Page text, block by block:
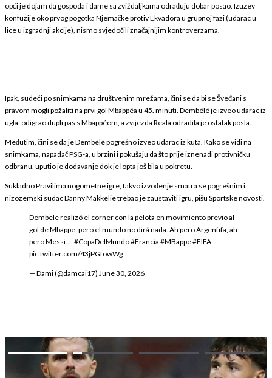
opći je dojam da gospoda i dame sa zviždaljkama odrađuju dobar posao. Izuzev
konfuzije oko prvog pogotka Njemačke protiv Ekvadora u grupnoj fazi (udarac u
lice u izgradnji akcije), nismo svjedočili značajnijim kontroverzama.
Ipak, sudeći po snimkama na društvenim mrežama, čini se da bi se Šveđani s
pravom mogli požaliti na prvi gol Mbappéa u 45. minuti. Dembélé je izveo udarac iz
ugla, odigrao dupli pas s Mbappéom, a zvijezda Reala odradila je ostatak posla.
Međutim, čini se da je Dembélé pogrešno izveo udarac iz kuta. Kako se vidi na
snimkama, napadač PSG-a, u brzini i pokušaju da što prije iznenadi protivničku
odbranu, uputio je dodavanje dok je lopta još bila u pokretu.
Sukladno Pravilima nogometne igre, takvo izvođenje smatra se pogrešnim i
nizozemski sudac Danny Makkelie trebao je zaustaviti igru, pišu Sportske novosti.
Dembele realizó el corner con la pelota en movimiento previo al
gol de Mbappe, pero el mundo no dirá nada. Ah pero Argenfifa, ah
pero Messi.... #CopaDelMundo#Francia #MBappe#FIFA
pic.twitter.com/43jPGfowWg
— Dami (@damcai17) June 30, 2026